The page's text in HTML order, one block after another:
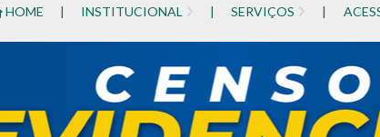
HOME | INSTITUCIONAL | SERVIÇOS |